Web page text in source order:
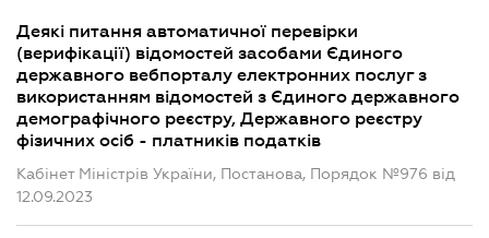
Деякі питання автоматичної перевірки
(верифікації) відомостей засобами Єдиного
державного вебпорталу електронних послуг з
використанням відомостей з Єдиного державного
демографічного реєстру, Державного реєстру
фізичних осіб - платників податків
Кабінет Міністрів України, Постанова, Порядок №976 від
12.09.2023